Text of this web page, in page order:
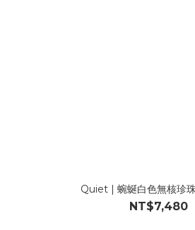
Quiet | 蜿蜒白色無核珍
NT$7,480